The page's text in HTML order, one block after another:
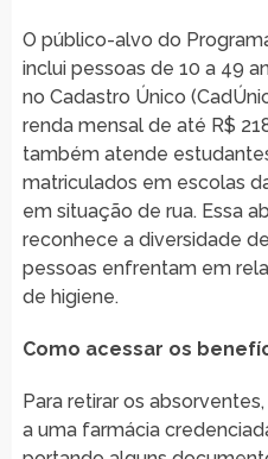
O público-alvo do
inclui pessoas de 10 a 49
no Cadastro Único
renda mensal de até R$
também atende
matriculados em escolas
em situação de rua. Essa
reconhece a diversidade
pessoas enfrentam em
de higiene.
Como acessar os
Para retirar os
a uma farmácia